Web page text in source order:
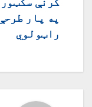
چليدنه
په پار
راټولوي